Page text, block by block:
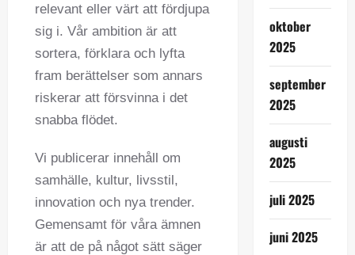
relevant eller värt att fördjupa
sig i. Vår ambition är att
sortera, förklara och lyfta
fram berättelser som annars
riskerar att försvinna i det
snabba flödet.
Vi publicerar innehåll om
samhälle, kultur, livsstil,
innovation och nya trender.
Gemensamt för våra ämnen
är att de på något sätt säger
oktober
2025
september
2025
augusti
2025
juli 2025
juni 2025